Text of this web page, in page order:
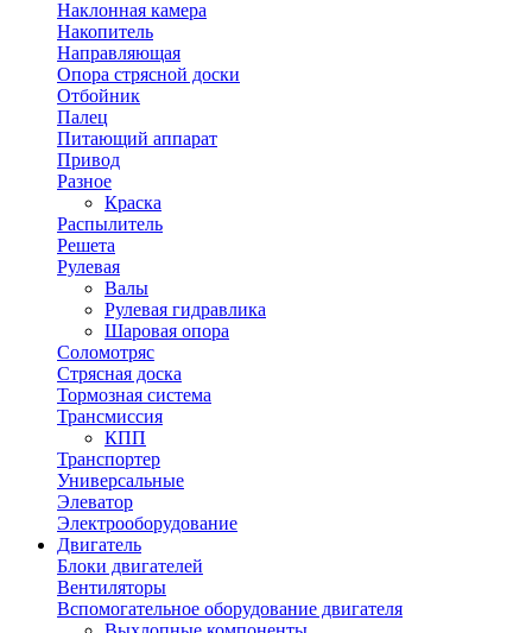
Наклонная камера
Накопитель
Направляющая
Опора стрясной доски
Отбойник
Палец
Питающий аппарат
Привод
Разное
Краска
Распылитель
Решета
Рулевая
Валы
Рулевая гидравлика
Шаровая опора
Соломотряс
Стрясная доска
Тормозная система
Трансмиссия
КПП
Транспортер
Универсальные
Элеватор
Электрооборудование
Двигатель
Блоки двигателей
Вентиляторы
Вспомогательное оборудование двигателя